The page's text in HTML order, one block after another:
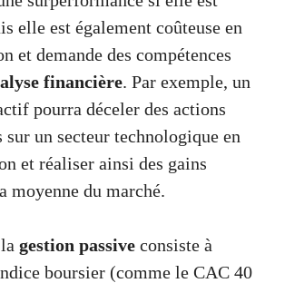
elle est également coûteuse en
et demande des compétences
financière. Par exemple, un
pourra déceler des actions
sur un secteur technologique en
et réaliser ainsi des gains
moyenne du marché.
gestion passive consiste à
boursier (comme le CAC 40